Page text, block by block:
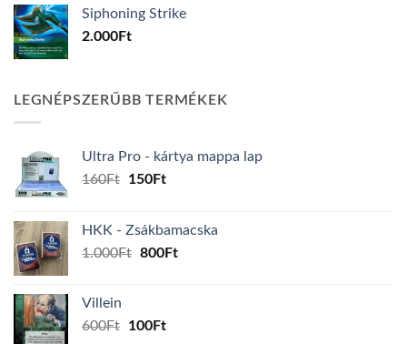
Siphoning Strike
2.000Ft
LEGNÉPSZERŰBB TERMÉKEK
Ultra Pro - kártya mappa lap
160Ft
Original
160Ft.
150FtCurrent
150Ft.
HKK - Zsákbamacska
1.000Ft Original
800FtCurrent
Villein
600Ft
Original
100FtCurrent